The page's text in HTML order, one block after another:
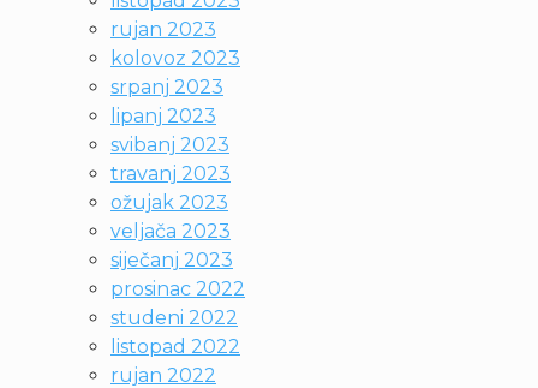
rujan 2023
kolovoz 2023
srpanj 2023
lipanj 2023
svibanj 2023
travanj 2023
ožujak 2023
veljača 2023
siječanj 2023
prosinac 2022
studeni 2022
listopad 2022
rujan 2022